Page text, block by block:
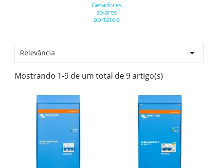
Geradores
solares
portáteis
Relevância 
Mostrando 1-9 de um total de 9 artigo(s)